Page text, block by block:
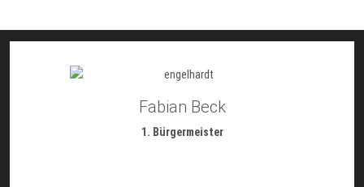
Fabian Beck
1. Bürgermeister